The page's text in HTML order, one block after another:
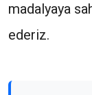
madalyaya
ederiz.